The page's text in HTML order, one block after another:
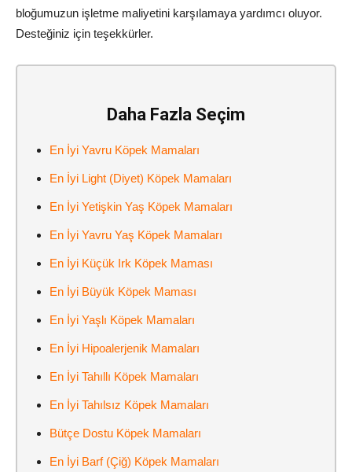
bloğumuzun işletme maliyetini karşılamaya yardımcı oluyor.
Desteğiniz için teşekkürler.
Daha Fazla Seçim
En İyi Yavru Köpek Mamaları
En İyi Light (Diyet) Köpek Mamaları
En İyi Yetişkin Yaş Köpek Mamaları
En İyi Yavru Yaş Köpek Mamaları
En İyi Küçük Irk Köpek Maması
En İyi Büyük Köpek Maması
En İyi Yaşlı Köpek Mamaları
En İyi Hipoalerjenik Mamaları
En İyi Tahıllı Köpek Mamaları
En İyi Tahılsız Köpek Mamaları
Bütçe Dostu Köpek Mamaları
En İyi Barf (Çiğ) Köpek Mamaları